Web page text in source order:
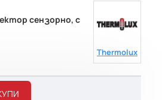
сензорно, с
Thermolux